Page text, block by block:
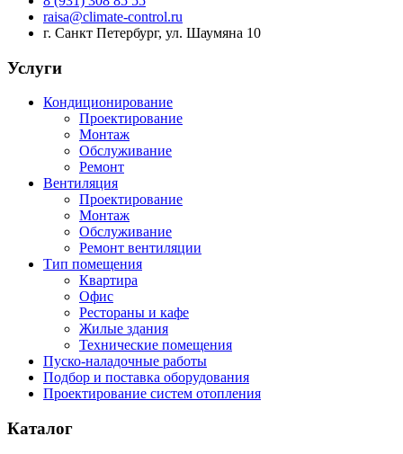
raisa@climate-control.ru
г. Санкт Петербург, ул. Шаумяна 10
Услуги
Кондиционирование
Проектирование
Монтаж
Обслуживание
Ремонт
Вентиляция
Проектирование
Монтаж
Обслуживание
Ремонт вентиляции
Тип помещения
Квартира
Офис
Рестораны и кафе
Жилые здания
Технические помещения
Пуско-наладочные работы
Подбор и поставка оборудования
Проектирование систем отопления
Каталог